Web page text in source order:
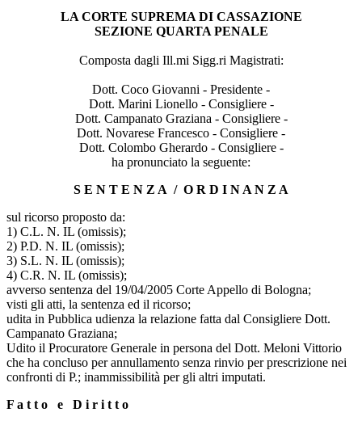
LA CORTE SUPREMA DI CASSAZIONE
SEZIONE QUARTA PENALE
Composta dagli Ill.mi Sigg.ri Magistrati:
Dott. Coco Giovanni - Presidente -
Dott. Marini Lionello - Consigliere -
Dott. Campanato Graziana - Consigliere -
Dott. Novarese Francesco - Consigliere -
Dott. Colombo Gherardo - Consigliere -
ha pronunciato la seguente:
S E N T E N Z A / O R D I N A N Z A
sul ricorso proposto da:
1) C.L. N. IL (omissis);
2) P.D. N. IL (omissis);
3) S.L. N. IL (omissis);
4) C.R. N. IL (omissis);
avverso sentenza del 19/04/2005 Corte Appello di Bologna;
visti gli atti, la sentenza ed il ricorso;
udita in Pubblica udienza la relazione fatta dal Consigliere Dott.
Campanato Graziana;
Udito il Procuratore Generale in persona del Dott. Meloni Vittorio
che ha concluso per annullamento senza rinvio per prescrizione nei
confronti di P.; inammissibilità per gli altri imputati.
F a t t o e D i r i t t o